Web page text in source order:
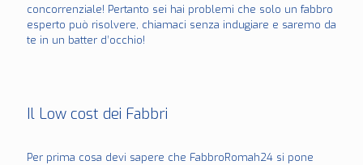
concorrenziale! Pertanto sei hai problemi che solo un fabbro
esperto può risolvere, chiamaci senza indugiare e saremo da
te in un batter d’occhio!
Il Low cost dei Fabbri
Per prima cosa devi sapere che FabbroRomah24 si pone